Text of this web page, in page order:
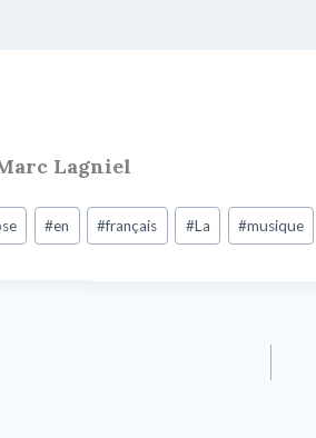
Lagniel
#en #français #La #musique